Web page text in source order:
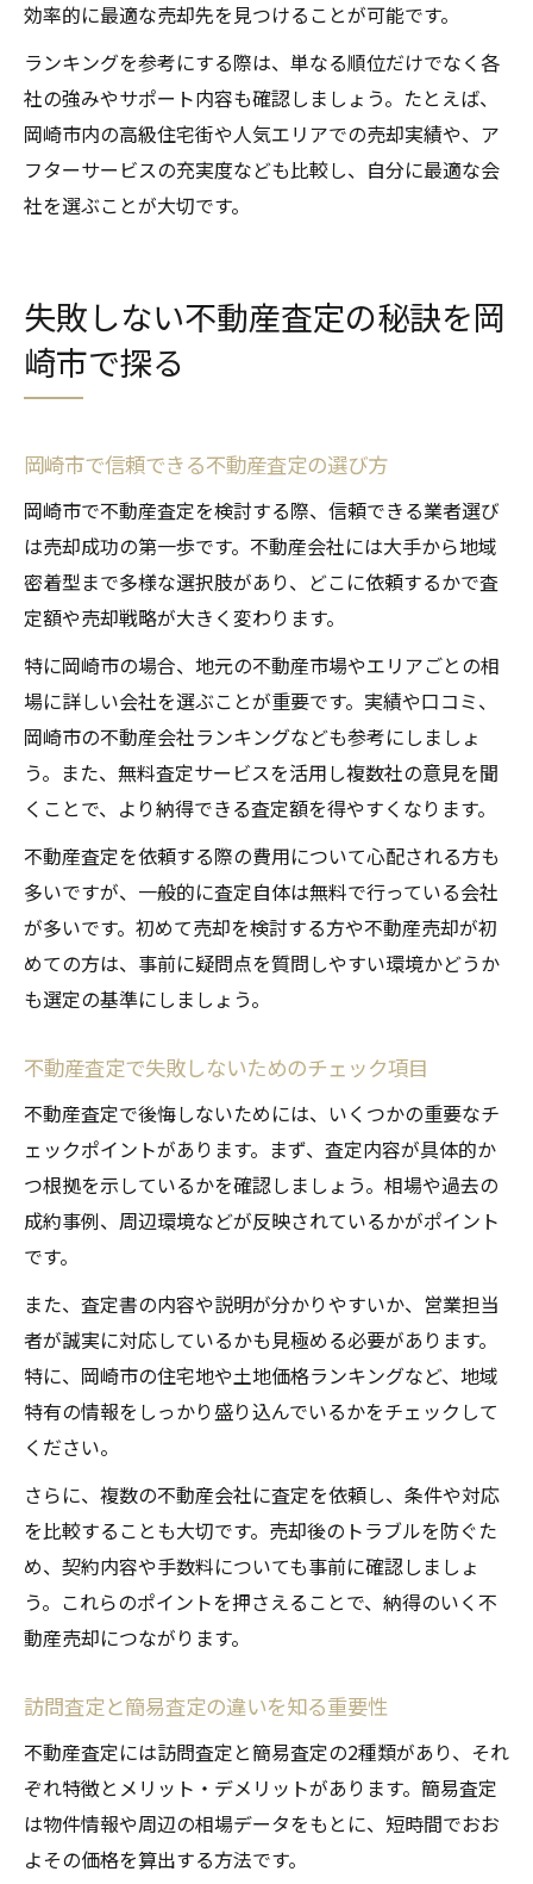
効率的に最適な売却先を見つけることが可能です。
ランキングを参考にする際は、単なる順位だけでなく各
社の強みやサポート内容も確認しましょう。たとえば、
岡崎市内の高級住宅街や人気エリアでの売却実績や、ア
フターサービスの充実度なども比較し、自分に最適な会
社を選ぶことが大切です。
失敗しない不動産査定の秘訣を岡
崎市で探る
岡崎市で信頼できる不動産査定の選び方
岡崎市で不動産査定を検討する際、信頼できる業者選び
は売却成功の第一歩です。不動産会社には大手から地域
密着型まで多様な選択肢があり、どこに依頼するかで査
定額や売却戦略が大きく変わります。
特に岡崎市の場合、地元の不動産市場やエリアごとの相
場に詳しい会社を選ぶことが重要です。実績や口コミ、
岡崎市の不動産会社ランキングなども参考にしましょ
う。また、無料査定サービスを活用し複数社の意見を聞
くことで、より納得できる査定額を得やすくなります。
不動産査定を依頼する際の費用について心配される方も
多いですが、一般的に査定自体は無料で行っている会社
が多いです。初めて売却を検討する方や不動産売却が初
めての方は、事前に疑問点を質問しやすい環境かどうか
も選定の基準にしましょう。
不動産査定で失敗しないためのチェック項目
不動産査定で後悔しないためには、いくつかの重要なチ
ェックポイントがあります。まず、査定内容が具体的か
つ根拠を示しているかを確認しましょう。相場や過去の
成約事例、周辺環境などが反映されているかがポイント
です。
また、査定書の内容や説明が分かりやすいか、営業担当
者が誠実に対応しているかも見極める必要があります。
特に、岡崎市の住宅地や土地価格ランキングなど、地域
特有の情報をしっかり盛り込んでいるかをチェックして
ください。
さらに、複数の不動産会社に査定を依頼し、条件や対応
を比較することも大切です。売却後のトラブルを防ぐた
め、契約内容や手数料についても事前に確認しましょ
う。これらのポイントを押さえることで、納得のいく不
動産売却につながります。
訪問査定と簡易査定の違いを知る重要性
不動産査定には訪問査定と簡易査定の2種類があり、それ
ぞれ特徴とメリット・デメリットがあります。簡易査定
は物件情報や周辺の相場データをもとに、短時間でおお
よその価格を算出する方法です。